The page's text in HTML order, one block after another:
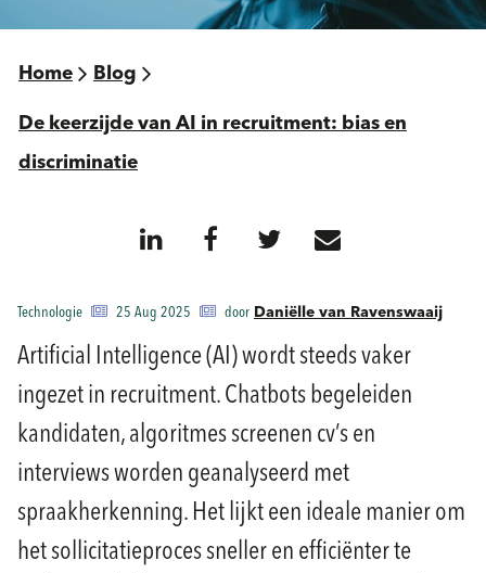
Home Blog
De keerzijde van AI in recruitment: bias en
discriminatie
Technologie 25 Aug 2025 door Daniëlle van Ravenswaaij
Artificial Intelligence (AI) wordt steeds vaker
ingezet in recruitment. Chatbots begeleiden
kandidaten, algoritmes screenen cv’s en
interviews worden geanalyseerd met
spraakherkenning. Het lijkt een ideale manier om
het sollicitatieproces sneller en efficiënter te